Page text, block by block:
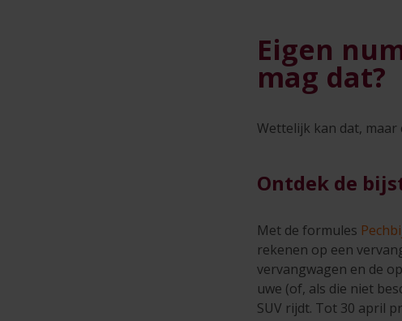
Eigen
mag dat?
Wettelijk kan dat,
Ontdek de
Met de formules
rekenen op een
vervangwagen en de
uwe (of, als die niet
SUV rijdt. Tot 30 april